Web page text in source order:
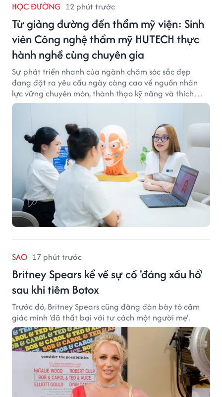
HỌC ĐƯỜNG 12 phút trước
Từ giảng đường đến thẩm mỹ viện: Sinh
viên Công nghệ thẩm mỹ HUTECH thực
hành nghề cùng chuyên gia
Sự phát triển nhanh của ngành chăm sóc sắc đẹp
đang đặt ra yêu cầu ngày càng cao về nguồn nhân
lực vững chuyên môn, thành thạo kỹ năng và thích
ứng với công nghệ hiện đại.
SAO 17 phút trước
Britney Spears kể về sự cố 'đáng xấu hổ'
sau khi tiêm Botox
Trước đó, Britney Spears cũng đăng đàn bày tỏ cảm
giác mình 'đã thất bại với tư cách một người mẹ'.